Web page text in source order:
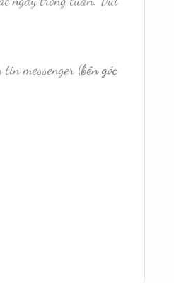
messenger (bên góc